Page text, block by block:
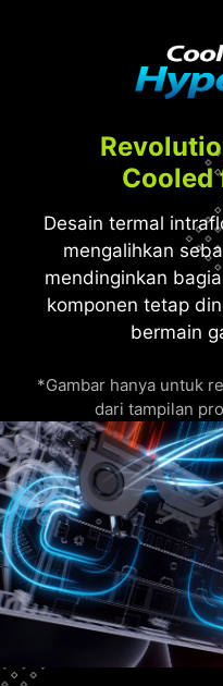
Cooled
Desain termal
mengalihkan
mendinginkan
komponen tetap
bermain
*Gambar hanya untuk
dari tampilan